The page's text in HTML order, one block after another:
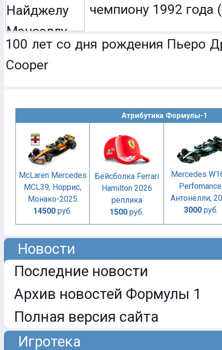
чемпиону 1992 года
100 лет со дня рождения Пьеро
Cooper
Атрибутика Формулы-1
McLaren Mercedes
MCL39, Норрис,
Монако-2025
14500 руб.
Бейсболка Ferrari
Hamilton 2026
реплика
1500 руб.
Mercedes
Антонелли,
3000 руб.
Новости
Последние новости
Архив новостей Формулы 1
Полная версия сайта
Игротека